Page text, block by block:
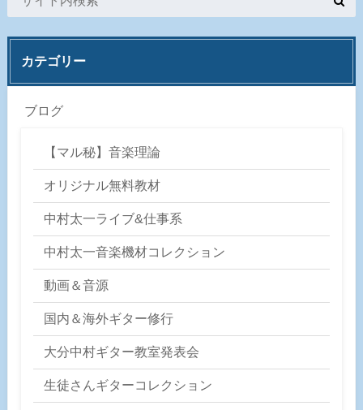
カテゴリー
ブログ
【マル秘】音楽理論
オリジナル無料教材
中村太一ライブ&仕事系
中村太一音楽機材コレクション
動画＆音源
国内＆海外ギター修行
大分中村ギター教室発表会
生徒さんギターコレクション